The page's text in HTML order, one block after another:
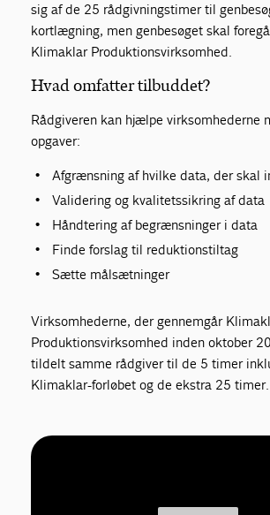
sig af de 25 rådgivningstimer til
kortlægning, men genbesøget skal
Klimaklar Produktionsvirksomhed.
Hvad omfatter tilbuddet?
Rådgiveren kan hjælpe virksomhederne
opgaver:
Afgrænsning af hvilke data, der skal
Validering og kvalitetssikring af data
Håndtering af begrænsninger i data
Finde forslag til reduktionstiltag
Sætte målsætninger
Virksomhederne, der gennemgår
Produktionsvirksomhed inden oktober
tildelt samme rådgiver til de 5 timer
Klimaklar-forløbet og de ekstra 25 timer.